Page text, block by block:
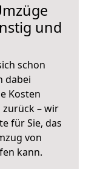
und
schon
dabei
Kosten
zurück – wir
für Sie, das
von
kann.